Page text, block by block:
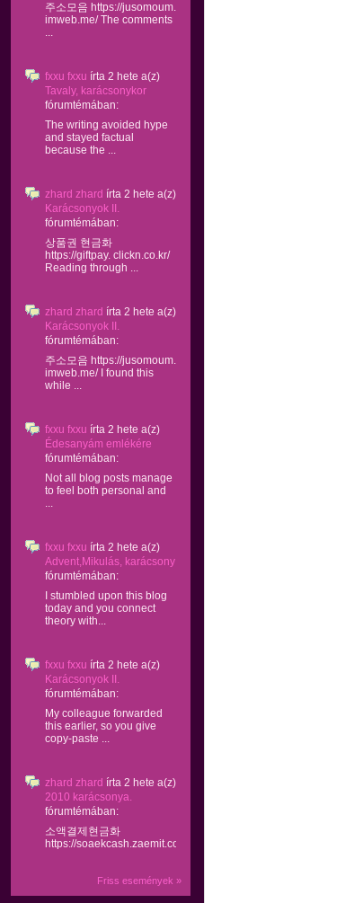
주소모음 https://jusomoum.
imweb.me/ The comments
...
fxxu fxxu írta 2 hete a(z)
Tavaly, karácsonykor
fórumtémában:
The writing avoided hype
and stayed factual
because the ...
zhard zhard írta 2 hete a(z)
Karácsonyok II.
fórumtémában:
상품권 현금화
https://giftpay. clickn.co.kr/
Reading through ...
zhard zhard írta 2 hete a(z)
Karácsonyok II.
fórumtémában:
주소모음 https://jusomoum.
imweb.me/ I found this
while ...
fxxu fxxu írta 2 hete a(z)
Édesanyám emlékére
fórumtémában:
Not all blog posts manage
to feel both personal and
...
fxxu fxxu írta 2 hete a(z)
Advent,Mikulás, karácsony
fórumtémában:
I stumbled upon this blog
today and you connect
theory with...
fxxu fxxu írta 2 hete a(z)
Karácsonyok II.
fórumtémában:
My colleague forwarded
this earlier, so you give
copy-paste ...
zhard zhard írta 2 hete a(z)
2010 karácsonya.
fórumtémában:
소액결제현금화
https://soaekcash.zaemit.com/...
Friss események »